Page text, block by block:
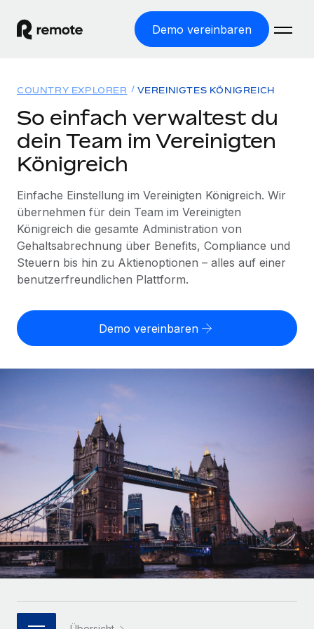
Demo vereinbaren
WELTWEITE BESCHÄFTIGUNG
Globale Payroll
Employer of Record
Weltweites Wachstum ohne Kosten für Niederlassungen
Contractor of Record
Rechtssichere, weltweite Arbeit mit Freelancer:innen
Auslagern von komplexen HR-Aufgaben
INFRASTRUKTUR
Remote Embedded
Nahtlose Integration der HR in bestehende Abläufe
Plattform
Integrierte HR-Kernfunktionen für dein Team
Verknüpfen Neu
Verknüpfung beliebiger KI-Tools mit Remote über unser
MCP
Integrationen
Prozessoptimierung mit unverzichtbaren Business-
Lösungen
WELTWEITE ABDECKUNG
Country Explorer
Länderspezifische Unterstützung bei der Einstellung
Explorer für US-Bundesstaaten
Einfache Einstellung in allen US-Bundesstaaten
Vergleiche mit unseren Mitbewerbern
Unternehmen
Mittelstand
Maßgeschneiderte HR-Lösungen, um Teams zu
vergrößern
Enterprise
Globale HR für Konzerne und Großunternehmen
PARTNER WERDEN
Flexible Einbettung von Global-HR-Funktionen in deine
Plattform
Ressourcen
TOOLS UND RECHNER
Scheinselbstständigkeitsrisiko berechnen
Länderspezifische Einschätzung des
Scheinselbstständigkeitsrisikos
Länderspezifische Berechnung der
Gesamtbeschäftigungskosten
LERNEN MIT REMOTE
Forschung und Leitfäden
Fallstudien
HR-Glossar
Checklisten und Vorlagen
Bibliothek für Stellenbeschreibungen
Webinare
Preise
English (United States)
English
Nederlands
Português (Portugal)
日本語
한국어
中文（简体）
Anmelden
COUNTRY EXPLORER VEREINIGTES KÖNIGREICH
So einfach verwaltest du
dein Team im Vereinigten
Königreich
Einfache Einstellung im Vereinigten Königreich. Wir
übernehmen für dein Team im Vereinigten
Königreich die gesamte Administration von
Gehaltsabrechnung über Benefits, Compliance und
Steuern bis hin zu Aktienoptionen – alles auf einer
benutzerfreundlichen Plattform.
Demo vereinbaren